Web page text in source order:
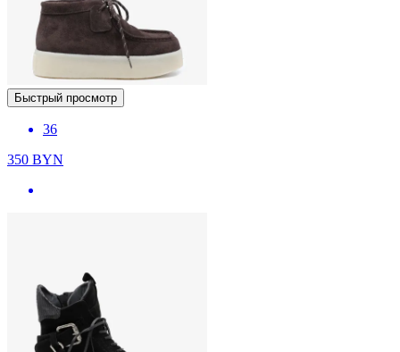
Быстрый просмотр
36
350 BYN